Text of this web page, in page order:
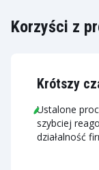
Korzyści z
Krótszy
Ustalone
szybciej
działalność